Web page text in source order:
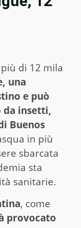
di 12 mila
una
e può
da insetti,
Buenos
in più
sbarcata
sta
sanitarie.
, come
provocato